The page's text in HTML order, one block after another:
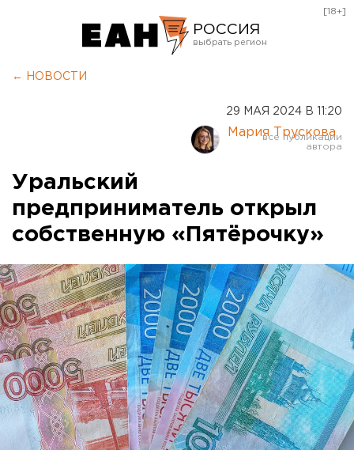
РОССИЯ
Курган
Оренбург
[18+]
← НОВОСТИ
29 МАЯ 2024 В 11:20
Мария Трускова
Уральский
предприниматель открыл
собственную «Пятёрочку»